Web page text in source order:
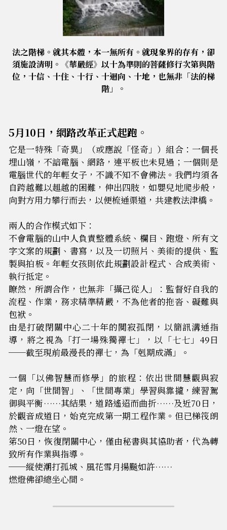
法之階梯。就其本體，本一無所有。就現象界的存有，卻
須施設清明。《華嚴經》以十為準則的菩薩修行次第與階
位，十信、十住、十行、十迴向、十地，也無非「法的梯
階」。
5月10日，網路改革正式起跑。
它是一特殊「奇異」（或應說「怪奇」）組合：一個長
埋山嶺，不諳電腦、網路，連平板也未見過；一個則是
電腦世代的年輕女子，不識不知不會佛法。我們均須各
自跨越難以趄越的困難，伸出四肢，如嬰兒地爬步般，
向對方用力攀行而去，以便梳通渠道，共建教法津橋。
兩人的合作模式如下：
不會電腦的山中人負責整體系統、欄目、跑燈、所有文
字文案的規劃、書寫，以及一切照片、美術的提供、監
製與拍板。年輕女孩則依此規劃設計程式、合成美術、
執行抵定。
瞭然，所謂合作，也無非「攝己從人」：監督好自我的
流程、作業，務求精準精嚴，不為他者的拖沓、礙難與
包袱。
由是打破閉關中心二十年的闃寂孤閉，以簡訊溝通指
導，將之視為「打一場殊獨禪七」，以「七七」49日
──截至現前最漫長的禪七，為「剋期成滿」。
一個「以佛智慧而修學」的旅程：依出世間慧觀與寂
定，向「世間智」、「世間專業」學習與靠攏，練習駕
御與平衡……其結果，道路遙迢而曲折……及近70日，
於觀音成道日，始克完成第一期工程作業。但已梯筏朗
然、一燈在望。
笫50日，恢復閉關中心，僅由秘書與其協助者，代為轉
致所有作業與指導。
──縱使潮打孤城、風花雪月揚飈如許……
燃燈佛卻總坐心間。